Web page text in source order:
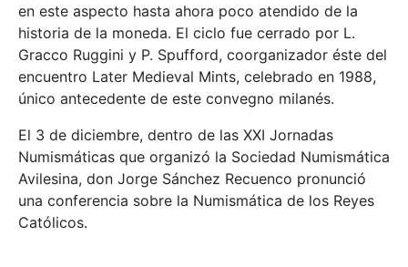
en este aspecto hasta ahora poco atendido de la
historia de la moneda. El ciclo fue cerrado por L.
Gracco Ruggini y P. Spufford, coorganizador éste del
encuentro Later Medieval Mints, celebrado en 1988,
único antecedente de este convegno milanés.
El 3 de diciembre, dentro de las XXI Jornadas
Numismáticas que organizó la Sociedad Numismática
Avilesina, don Jorge Sánchez Recuenco pronunció
una conferencia sobre la Numismática de los Reyes
Católicos.